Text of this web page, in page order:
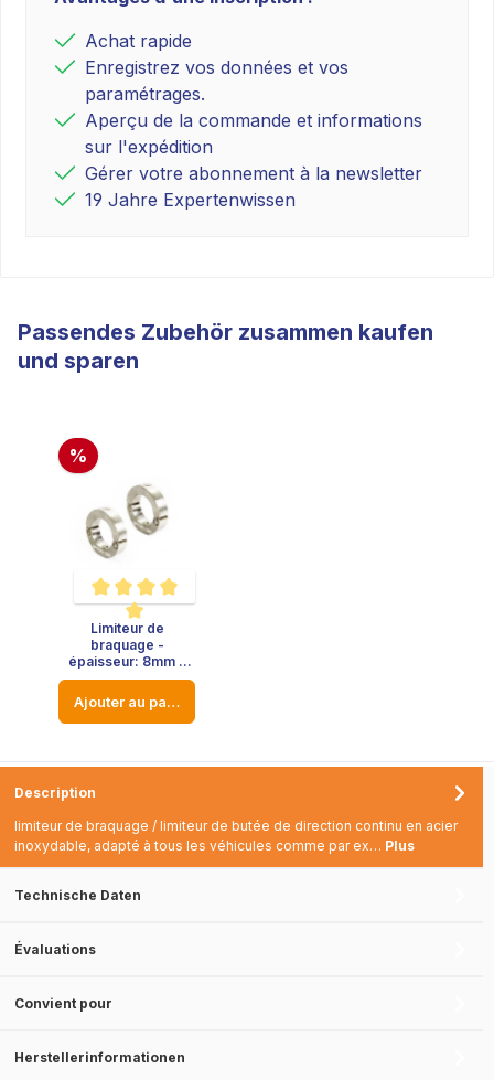
Achat rapide
Enregistrez vos données et vos
paramétrages.
Aperçu de la commande et informations
sur l'expédition
Gérer votre abonnement à la newsletter
19 Jahre Expertenwissen
Passendes Zubehör zusammen kaufen
und sparen
%
Note moyenne de 5 sur 5 étoiles
Limiteur de
braquage -
épaisseur: 8mm -
diamètre: 23mm
Ajouter au panier
Description
limiteur de braquage / limiteur de butée de direction continu en acier
inoxydable, adapté à tous les véhicules comme par ex… Plus
Technische Daten
Évaluations
Convient pour
Herstellerinformationen